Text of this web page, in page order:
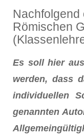
Nachfolgend
Römischen
Es soll hier
werden, dass
individuellen
genannten